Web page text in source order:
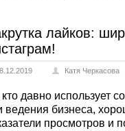
лайков:
Катя Черкасова
кто давно использует
ведения бизнеса,
просмотров и